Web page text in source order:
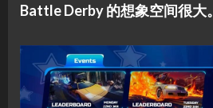
Battle Derby 的想象空间很大。